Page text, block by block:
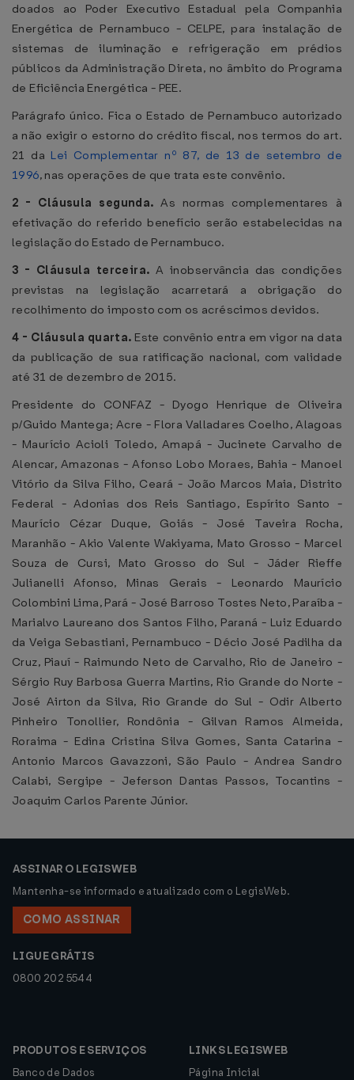
doados ao Poder Executivo Estadual pela Companhia
Energética de Pernambuco - CELPE, para instalação de
sistemas de iluminação e refrigeração em prédios
públicos da Administração Direta, no âmbito do Programa
de Eficiência Energética - PEE.
Parágrafo único. Fica o Estado de Pernambuco autorizado
a não exigir o estorno do crédito fiscal, nos termos do art.
21 da Lei Complementar nº 87, de 13 de setembro de
1996, nas operações de que trata este convênio.
2 - Cláusula segunda. As normas complementares à
efetivação do referido benefício serão estabelecidas na
legislação do Estado de Pernambuco.
3 - Cláusula terceira. A inobservância das condições
previstas na legislação acarretará a obrigação do
recolhimento do imposto com os acréscimos devidos.
4 - Cláusula quarta. Este convênio entra em vigor na data
da publicação de sua ratificação nacional, com validade
até 31 de dezembro de 2015.
Presidente do CONFAZ - Dyogo Henrique de Oliveira
p/Guido Mantega; Acre - Flora Valladares Coelho, Alagoas
- Maurício Acioli Toledo, Amapá - Jucinete Carvalho de
Alencar, Amazonas - Afonso Lobo Moraes, Bahia - Manoel
Vitório da Silva Filho, Ceará - João Marcos Maia, Distrito
Federal - Adonias dos Reis Santiago, Espírito Santo -
Maurício Cézar Duque, Goiás - José Taveira Rocha,
Maranhão - Akio Valente Wakiyama, Mato Grosso - Marcel
Souza de Cursi, Mato Grosso do Sul - Jáder Rieffe
Julianelli Afonso, Minas Gerais - Leonardo Maurício
Colombini Lima, Pará - José Barroso Tostes Neto, Paraíba -
Marialvo Laureano dos Santos Filho, Paraná - Luiz Eduardo
da Veiga Sebastiani, Pernambuco - Décio José Padilha da
Cruz, Piauí - Raimundo Neto de Carvalho, Rio de Janeiro -
Sérgio Ruy Barbosa Guerra Martins, Rio Grande do Norte -
José Airton da Silva, Rio Grande do Sul - Odir Alberto
Pinheiro Tonollier, Rondônia - Gilvan Ramos Almeida,
Roraima - Edina Cristina Silva Gomes, Santa Catarina -
Antonio Marcos Gavazzoni, São Paulo - Andrea Sandro
Calabi, Sergipe - Jeferson Dantas Passos, Tocantins -
Joaquim Carlos Parente Júnior.
ASSINAR O LEGISWEB
Mantenha-se informado e atualizado com o LegisWeb.
COMO ASSINAR
LIGUE GRÁTIS
0800 202 5544
PRODUTOS E SERVIÇOS
Banco de Dados
LINKS LEGISWEB
Página Inicial